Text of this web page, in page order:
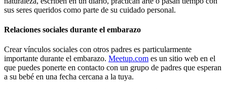
sus seres queridos como parte de su cuidado personal.
Relaciones sociales durante el embarazo
Crear vínculos sociales con otros padres es particularmente
importante durante el embarazo. Meetup.com es un sitio web en el
que puedes ponerte en contacto con un grupo de padres que esperan
a su bebé en una fecha cercana a la tuya.